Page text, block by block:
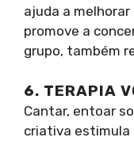
ajuda a
promove a
grupo, também
6. TERAPIA
Cantar, entoar
criativa estimula